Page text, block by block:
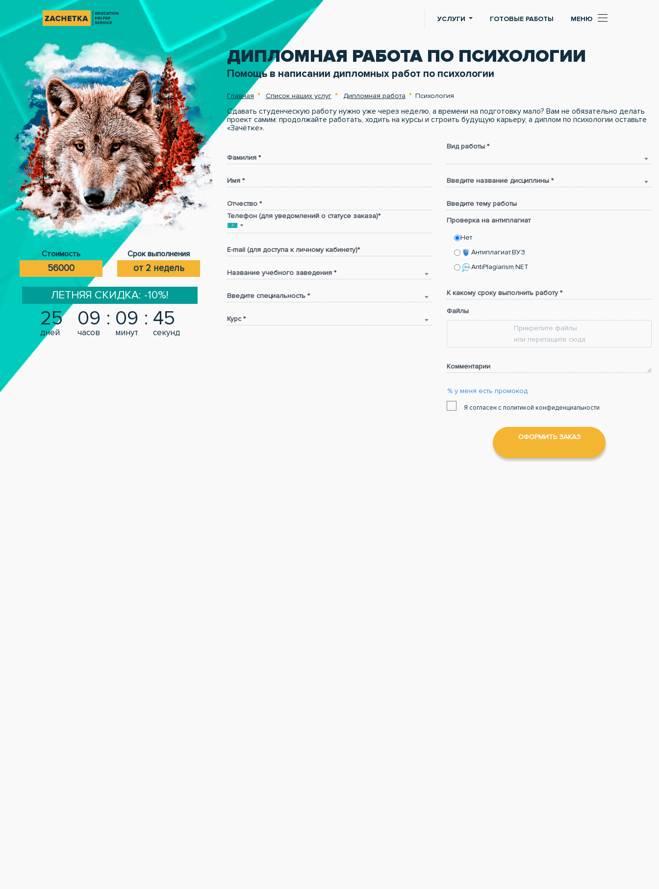
УСЛУГИ ГОТОВЫЕ РАБОТЫ МЕНЮ
Стоимость
56000
Срок выполнения
от 2 недель
ЛЕТНЯЯ СКИДКА: -10%!
25
дней
09
часов
09
минут
44
секунд
ДИПЛОМНАЯ РАБОТА ПО ПСИХОЛОГИИ
Помощь в написании дипломных работ по психологии
Главная Список наших услуг Дипломная работа Психология
Сдавать студенческую работу нужно уже через неделю, а времени на подготовку мало? Вам не обязательно делать
проект самим: продолжайте работать, ходить на курсы и строить будущую карьеру, а диплом по психологии оставьте
«Зачётке».
Фамилия *
Имя *
Отчество *
Телефон (для уведомлений о статусе заказа)*
E-mail (для доступа к личному кабинету)*
Название учебного заведения *
Введите специальность *
Курс *
Вид работы *
Введите название дисциплины *
Введите тему работы
Проверка на антиплагиат
Нет
Антиплагиат.ВУЗ
AntiPlagiarism.NET
К какому сроку выполнить работу *
Файлы
Прикрепите файлы
или перетащите сюда
Комментарии
% у меня есть промокод
Я согласен с политикой конфиденциальности
ОФОРМИТЬ ЗАКАЗ